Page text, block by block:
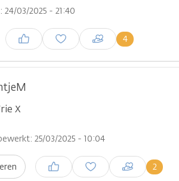
03/2025 - 21:40
4
Inloggen om een reactie te
plaatsen
X
25/03/2025 - 10:04
2
Inloggen om een reactie te
plaatsen